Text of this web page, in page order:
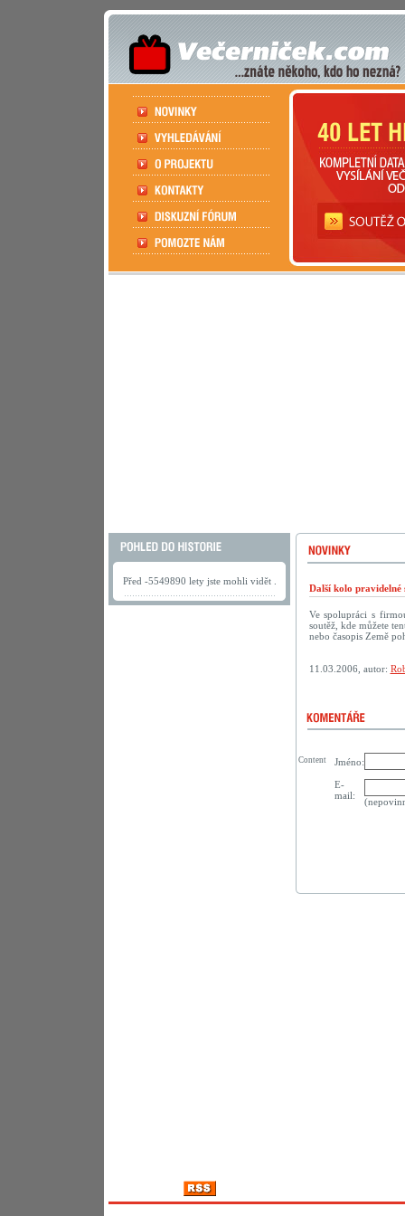
Před -5549890 lety jste mohli vidět .
Další kolo pravidelné
Ve spolupráci s
soutěž, kde můžete
nebo časopis Země
11.03.2006, autor:
Jméno:
E-
mail:
Content